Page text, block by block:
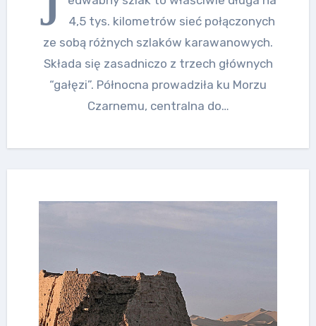
J
4,5 tys. kilometrów sieć połączonych
ze sobą różnych szlaków karawanowych.
Składa się zasadniczo z trzech głównych
“gałęzi”. Północna prowadziła ku Morzu
Czarnemu, centralna do…